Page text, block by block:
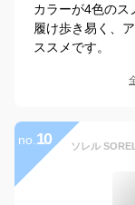
カラーが4色のス
履け歩き易く、
ススメです。
no. 10